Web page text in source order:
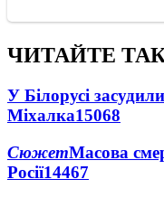
ЧИТАЙТЕ
У Білорусі
Міхалка15068
СюжетМасова
Росії14467